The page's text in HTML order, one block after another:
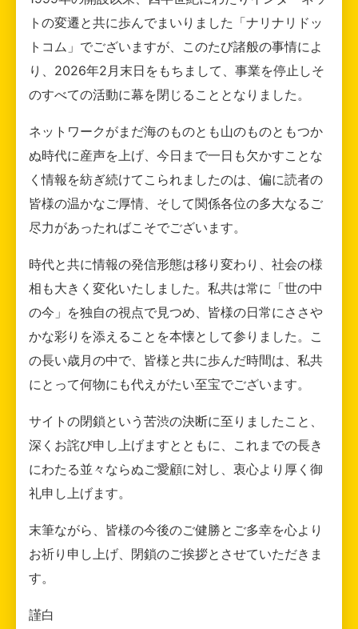
トの変遷と共に歩んでまいりました「ナリナリドッ
トコム」でございますが、このたび諸般の事情によ
り、2026年2月末日をもちまして、事業を停止しそ
のすべての活動に幕を閉じることとなりました。
ネットワークがまだ海のものとも山のものともつか
ぬ時代に産声を上げ、今日まで一日も欠かすことな
く情報を紡ぎ続けてこられましたのは、偏に読者の
皆様の温かなご厚情、そして関係各位の多大なるご
尽力があったればこそでございます。
時代と共に情報の発信形態は移り変わり、社会の様
相も大きく変化いたしました。私共は常に「世の中
の今」を独自の視点で見つめ、皆様の日常にささや
かな彩りを添えることを本懐として参りました。こ
の長い歳月の中で、皆様と共に歩んだ時間は、私共
にとって何物にも代えがたい至宝でございます。
サイトの閉鎖という苦渋の決断に至りましたこと、
深くお詫び申し上げますとともに、これまでの長き
にわたる並々ならぬご愛顧に対し、衷心より厚く御
礼申し上げます。
末筆ながら、皆様の今後のご健勝とご多幸を心より
お祈り申し上げ、閉鎖のご挨拶とさせていただきま
す。
謹白